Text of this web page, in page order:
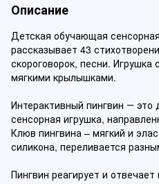
Описание
Детская обучающая
рассказывает 43
скороговорок, песни.
мягкими крылышками.
Интерактивный пингвин ― это
сенсорная игрушка,
Клюв пингвина – мягкий и
силикона, переливается
Пингвин реагирует и